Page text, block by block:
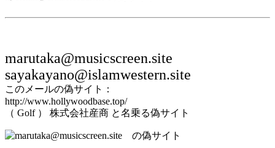
marutaka@musicscreen.site
sayakayano@islamwestern.site
このメールの偽サイト：
http://www.hollywoodbase.top/
（ Golf ） 株式会社産商 と名乗る偽サイト